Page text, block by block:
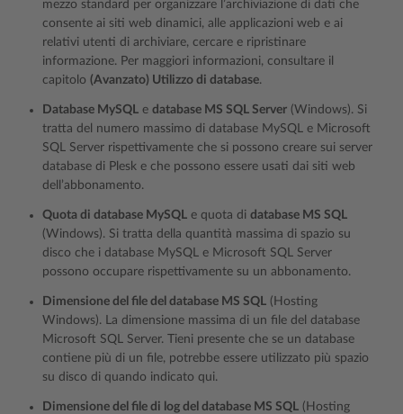
mezzo standard per organizzare l’archiviazione di dati che
consente ai siti web dinamici, alle applicazioni web e ai
relativi utenti di archiviare, cercare e ripristinare
informazione. Per maggiori informazioni, consultare il
capitolo (Avanzato) Utilizzo di database.
Database MySQL e database MS SQL Server (Windows). Si
tratta del numero massimo di database MySQL e Microsoft
SQL Server rispettivamente che si possono creare sui server
database di Plesk e che possono essere usati dai siti web
dell’abbonamento.
Quota di database MySQL e quota di database MS SQL
(Windows). Si tratta della quantità massima di spazio su
disco che i database MySQL e Microsoft SQL Server
possono occupare rispettivamente su un abbonamento.
Dimensione del file del database MS SQL (Hosting
Windows). La dimensione massima di un file del database
Microsoft SQL Server. Tieni presente che se un database
contiene più di un file, potrebbe essere utilizzato più spazio
su disco di quando indicato qui.
Dimensione del file di log del database MS SQL (Hosting